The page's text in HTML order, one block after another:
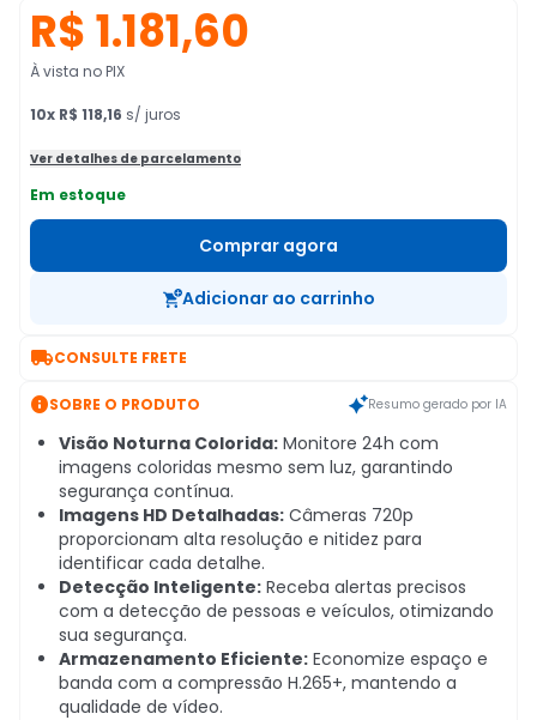
R$ 1.181,60
À vista no PIX
10x R$ 118,16 s/ juros
Ver detalhes de parcelamento
Em estoque
Comprar agora
Adicionar ao carrinho
CONSULTE FRETE
SOBRE O PRODUTO Resumo gerado por IA
Visão Noturna Colorida: Monitore 24h com
imagens coloridas mesmo sem luz, garantindo
segurança contínua.
Imagens HD Detalhadas: Câmeras 720p
proporcionam alta resolução e nitidez para
identificar cada detalhe.
Detecção Inteligente: Receba alertas precisos
com a detecção de pessoas e veículos, otimizando
sua segurança.
Armazenamento Eficiente: Economize espaço e
banda com a compressão H.265+, mantendo a
qualidade de vídeo.